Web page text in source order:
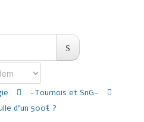
-Tournois et SnG-
d'un 500€ ?